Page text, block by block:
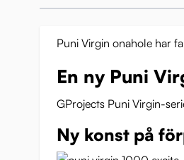
Puni Virgin onahole har
En ny Puni
GProjects Puni Virgin-
Ny konst på